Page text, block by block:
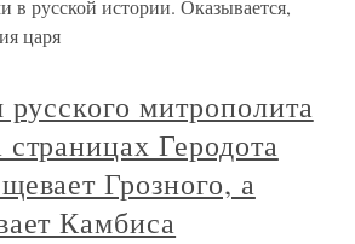
в русской истории. Оказывается,
царя
митрополита
Геродота
Грозного, а
Камбиса